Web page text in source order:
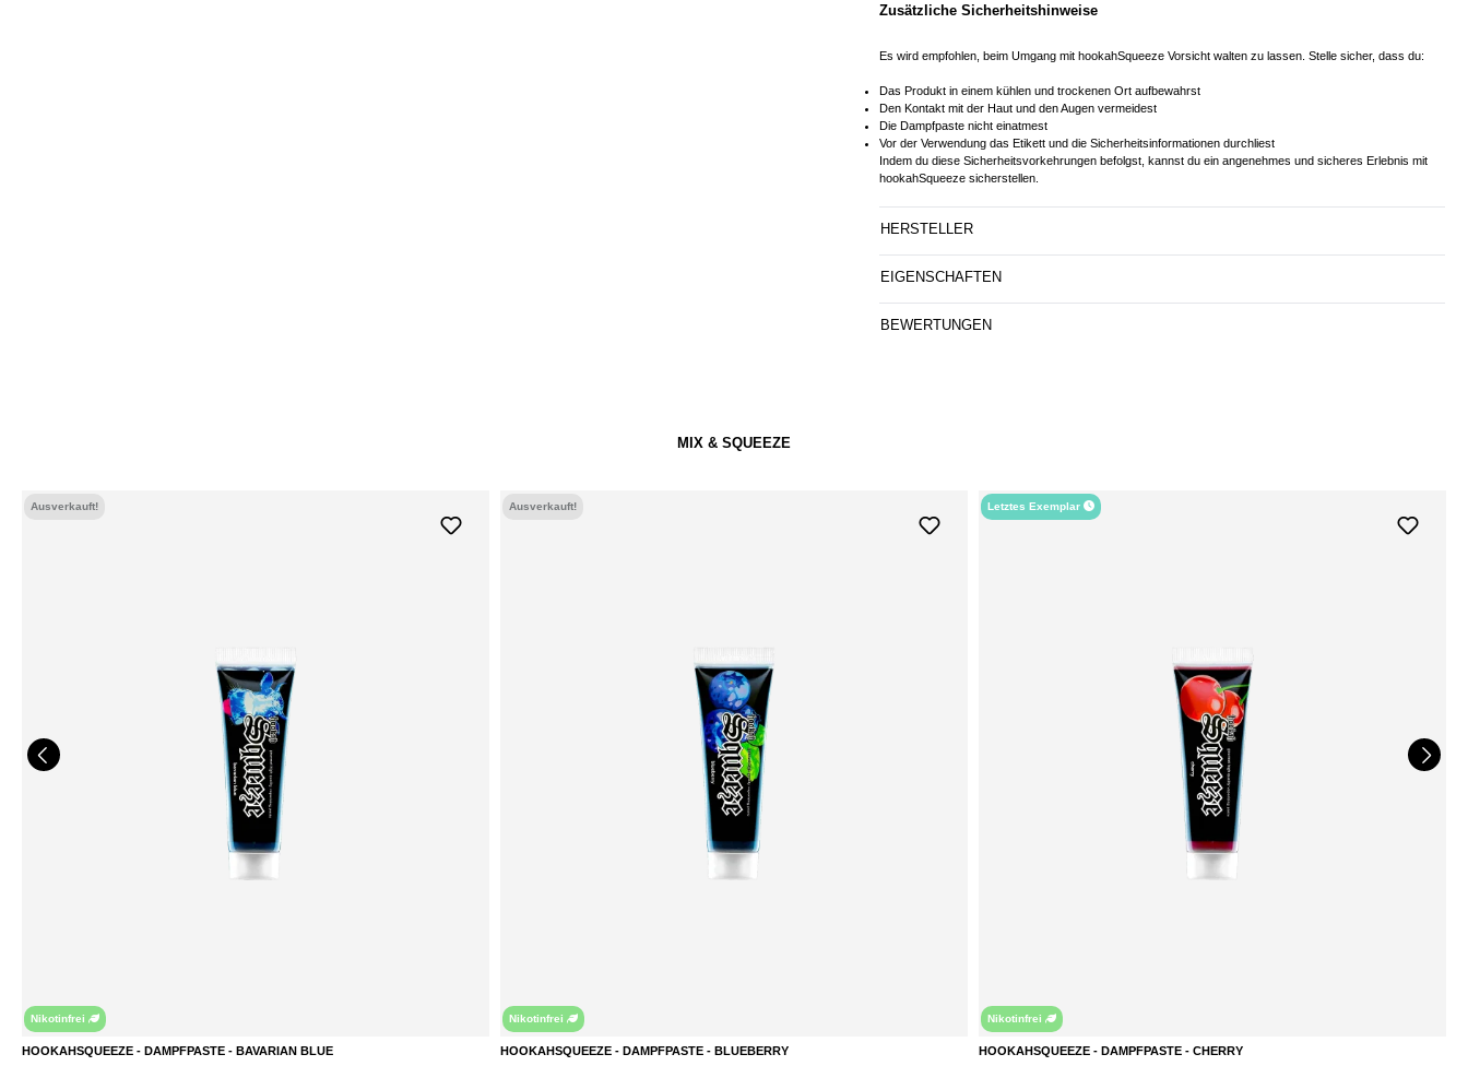
Zusätzliche Sicherheitshinweise
Es wird empfohlen, beim Umgang mit hookahSqueeze Vorsicht walten zu lassen. Stelle sicher, dass du:
Das Produkt in einem kühlen und trockenen Ort aufbewahrst
Den Kontakt mit der Haut und den Augen vermeidest
Die Dampfpaste nicht einatmest
Vor der Verwendung das Etikett und die Sicherheitsinformationen durchliest
Indem du diese Sicherheitsvorkehrungen befolgst, kannst du ein angenehmes und sicheres Erlebnis mit
hookahSqueeze sicherstellen.
HERSTELLER
EIGENSCHAFTEN
BEWERTUNGEN
MIX & SQUEEZE
Ausverkauft!
Nikotinfrei
HOOKAHSQUEEZE - DAMPFPASTE - BAVARIAN BLUE
DETAILS
Ausverkauft!
Nikotinfrei
HOOKAHSQUEEZE - DAMPFPASTE - BLUEBERRY
DETAILS
Letztes Exemplar
Nikotinfrei
HOOKAHSQUEEZE - DAMPFPASTE - CHERRY